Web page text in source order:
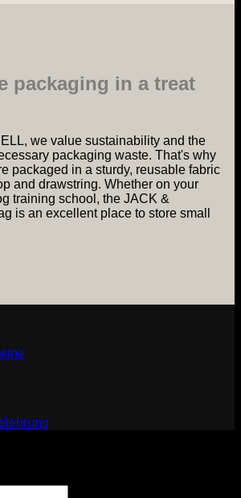
packaging in a treat
we value sustainability and the
packaging waste. That's why
packaged in a sturdy, reusable fabric
and drawstring. Whether on your
training school, the JACK &
is an excellent place to store small